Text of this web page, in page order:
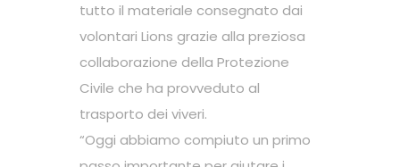
tutto il materiale consegnato dai
volontari Lions grazie alla preziosa
collaborazione della Protezione
Civile che ha provveduto al
trasporto dei viveri.
“Oggi abbiamo compiuto un primo